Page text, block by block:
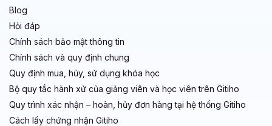
Blog
Hỏi đáp
Chính sách bảo mật thông tin
Chính sách và quy định chung
Quy định mua, hủy, sử dụng khóa học
Bộ quy tắc hành xử của giảng viên và học viên trên Gitiho
Quy trình xác nhận – hoàn, hủy đơn hàng tại hệ thống Gitiho
Cách lấy chứng nhận Gitiho